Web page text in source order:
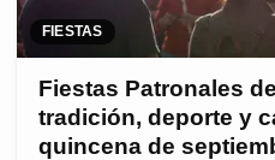
FIESTAS
Fiestas Patronales
tradición, deporte y
quincena de